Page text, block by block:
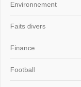
Environnement
Faits divers
Finance
Football